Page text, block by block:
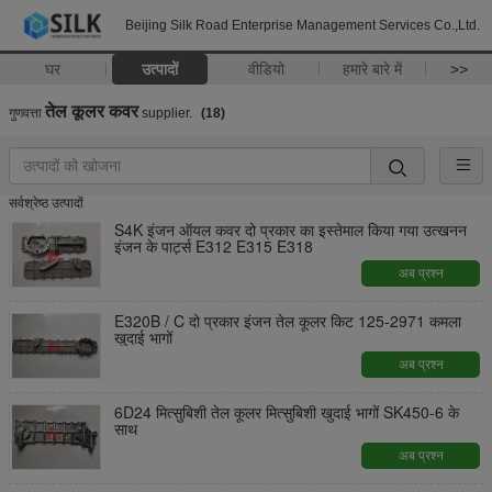
Beijing Silk Road Enterprise Management Services Co.,Ltd.
घर उत्पादों वीडियो हमारे बारे में >>
गुणवत्ता तेल कूलर कवरsupplier. (18)
सर्वश्रेष्ठ उत्पादों
S4K इंजन ऑयल कवर दो प्रकार का इस्तेमाल किया गया उत्खनन
इंजन के पार्ट्स E312 E315 E318
अब प्रश्न
E320B / C दो प्रकार इंजन तेल कूलर किट 125-2971 कमला
खुदाई भागों
अब प्रश्न
6D24 मित्सुबिशी तेल कूलर मित्सुबिशी खुदाई भागों SK450-6 के
साथ
अब प्रश्न